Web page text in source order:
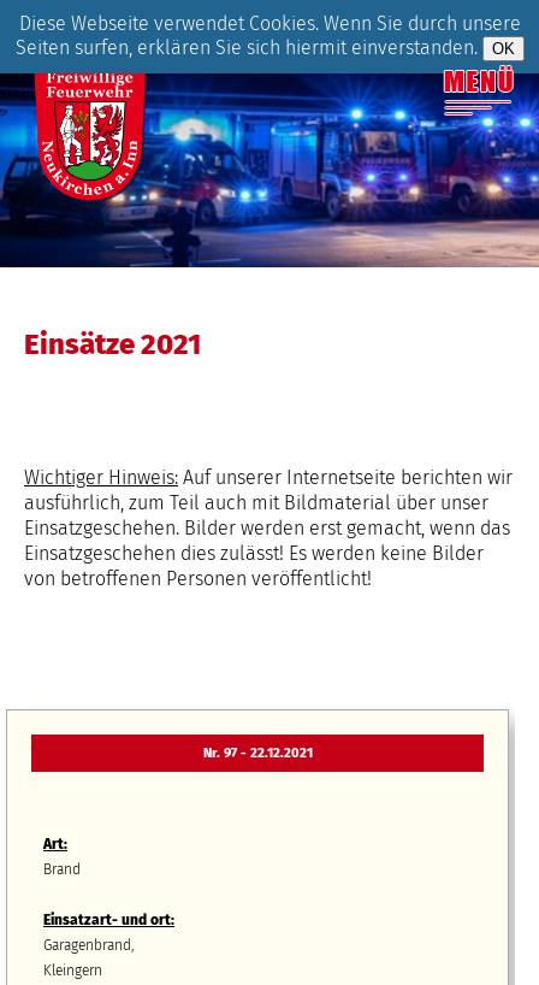
Diese Webseite verwendet Cookies. Wenn Sie durch unsere
Seiten surfen, erklären Sie sich hiermit einverstanden.
Einsätze 2021
Wichtiger Hinweis: Auf unserer Internetseite berichten wir
ausführlich, zum Teil auch mit Bildmaterial über unser
Einsatzgeschehen. Bilder werden erst gemacht, wenn das
Einsatzgeschehen dies zulässt! Es werden keine Bilder
von betroffenen Personen veröffentlicht!
Nr. 97 - 22.12.2021
Art:
Brand
Einsatzart- und ort:
Garagenbrand,
Kleingern